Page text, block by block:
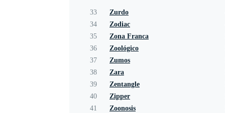
33
Zurdo
34
Zodiac
35
Zona Franca
36
Zoológico
37
Zumos
38
Zara
39
Zentangle
40
Zipper
41
Zoonosis